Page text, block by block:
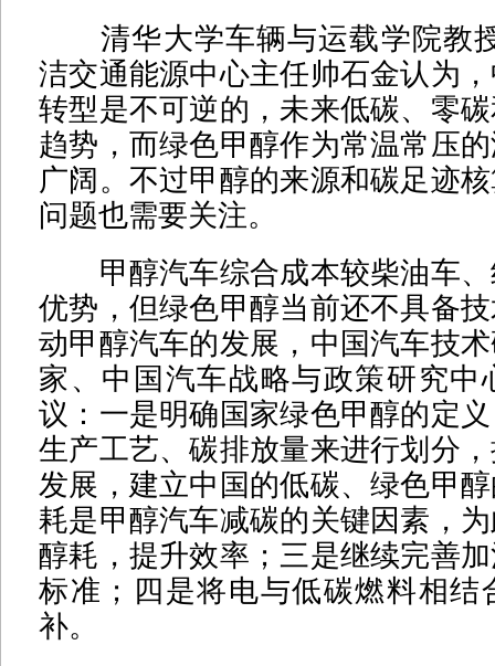
清华大学车辆与运载学院教
洁交通能源中心主任帅石金认为
转型是不可逆的，未来低碳、零
趋势，而绿色甲醇作为常温常压
广阔。不过甲醇的来源和碳足迹
问题也需要关注。
甲醇汽车综合成本较柴油车、
优势，但绿色甲醇当前还不具备
动甲醇汽车的发展，中国汽车技
家、中国汽车战略与政策研究中
议：一是明确国家绿色甲醇的定
生产工艺、碳排放量来进行划分
发展，建立中国的低碳、绿色甲
耗是甲醇汽车减碳的关键因素，
醇耗，提升效率；三是继续完善
标准；四是将电与低碳燃料相结
补。